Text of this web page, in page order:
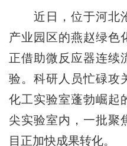
近日，位于河北沧
产业园区的燕赵绿色
正借助微反应器连续
验。科研人员忙碌攻
化工实验室蓬勃崛起
尖实验室内，一批聚
目正加快成果转化。